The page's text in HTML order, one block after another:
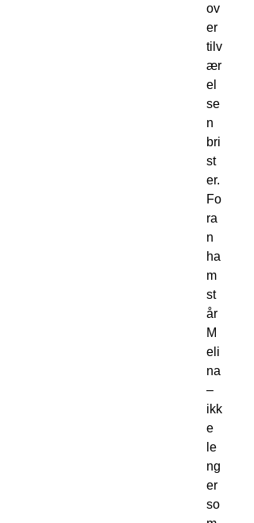
ov
er
tilv
ær
el
se
n
bri
st
er.
Fo
ra
n
ha
m
st
år
M
eli
na
–
ikk
e
le
ng
er
so